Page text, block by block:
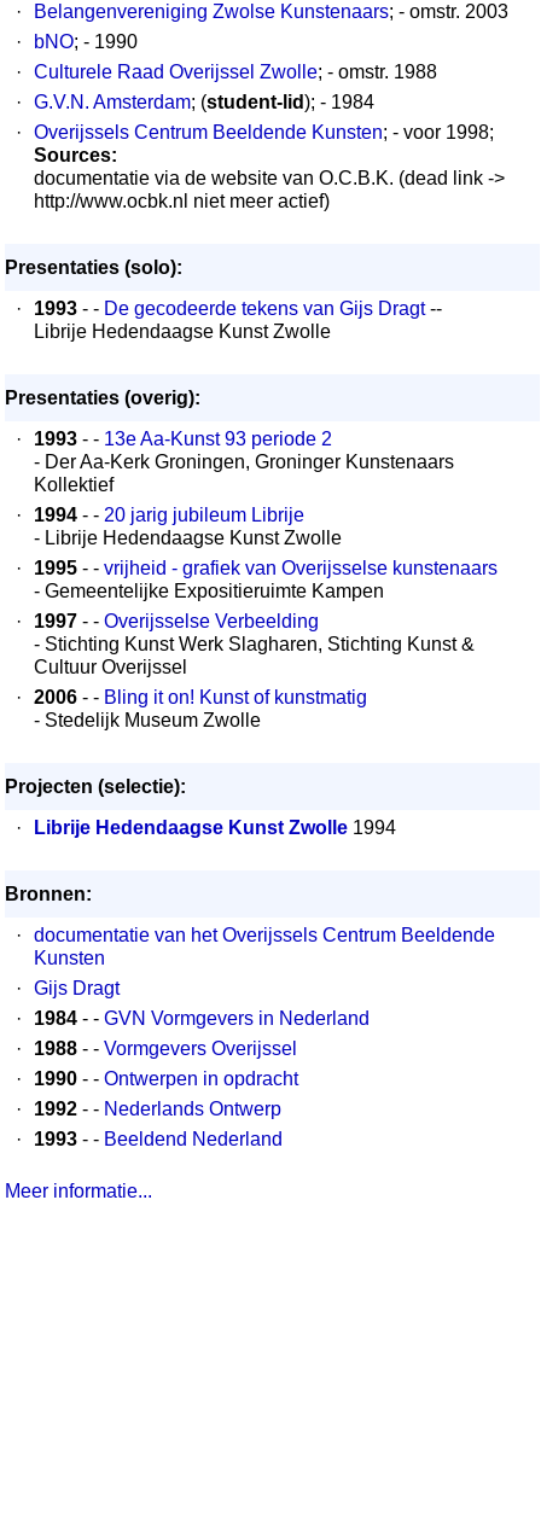
·
Belangenvereniging Zwolse Kunstenaars; - omstr. 2003
·
bNO; - 1990
·
Culturele Raad Overijssel Zwolle; - omstr. 1988
·
G.V.N. Amsterdam; (student-lid); - 1984
·
Overijssels Centrum Beeldende Kunsten; - voor 1998;
Sources:
documentatie via de website van O.C.B.K. (dead link ->
http://www.ocbk.nl niet meer actief)
Presentaties (solo):
·
1993 - - De gecodeerde tekens van Gijs Dragt--
Librije Hedendaagse Kunst Zwolle
Presentaties (overig):
·
1993 - - 13e Aa-Kunst 93 periode 2
- Der Aa-Kerk Groningen, Groninger Kunstenaars
Kollektief
·
1994 - - 20 jarig jubileum Librije
- Librije Hedendaagse Kunst Zwolle
·
1995 - - vrijheid - grafiek van Overijsselse kunstenaars
- Gemeentelijke Expositieruimte Kampen
·
1997 - - Overijsselse Verbeelding
- Stichting Kunst Werk Slagharen, Stichting Kunst &
Cultuur Overijssel
·
2006 - - Bling it on! Kunst of kunstmatig
- Stedelijk Museum Zwolle
Projecten (selectie):
·
Librije Hedendaagse Kunst Zwolle 1994
Bronnen:
·
documentatie van het Overijssels Centrum Beeldende
Kunsten
·
Gijs Dragt
·
1984 - - GVN Vormgevers in Nederland
·
1988 - - Vormgevers Overijssel
·
1990 - - Ontwerpen in opdracht
·
1992 - - Nederlands Ontwerp
·
1993 - - Beeldend Nederland
Meer informatie...